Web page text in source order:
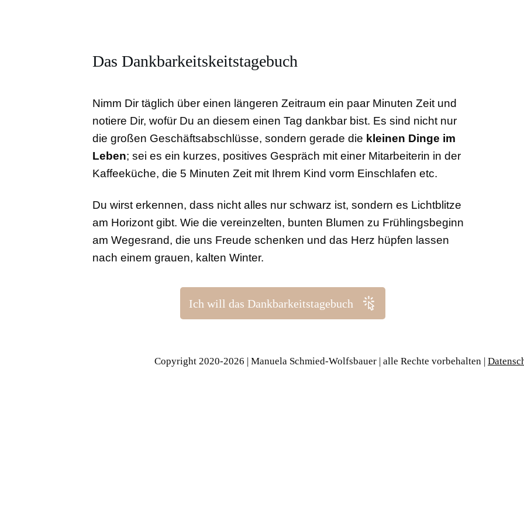
Das Dankbarkeitskeitstagebuch
Nimm Dir täglich über einen längeren Zeitraum ein paar Minuten Zeit und
notiere Dir, wofür Du an diesem einen Tag dankbar bist. Es sind nicht nur
die großen Geschäftsabschlüsse, sondern gerade die kleinen Dinge im
Leben; sei es ein kurzes, positives Gespräch mit einer Mitarbeiterin in der
Kaffeeküche, die 5 Minuten Zeit mit Ihrem Kind vorm Einschlafen etc.
Du wirst erkennen, dass nicht alles nur schwarz ist, sondern es Lichtblitze
am Horizont gibt. Wie die vereinzelten, bunten Blumen zu Frühlingsbeginn
am Wegesrand, die uns Freude schenken und das Herz hüpfen lassen
nach einem grauen, kalten Winter.
Ich will das Dankbarkeitstagebuch
Copyright 2020-2026 | Manuela Schmied-Wolfsbauer | alle Rechte vorbehalten |